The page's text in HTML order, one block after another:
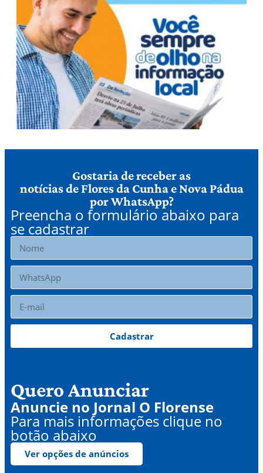
Gostaria de receber as
notícias de Flores da Cunha e Nova Pádua
por WhatsApp?
Preencha o formulário abaixo para
se cadastrar
Cadastrar
Quero Anunciar
Anuncie no Jornal O Florense
Para mais informações clique no
botão abaixo
Ver opções de anúncios